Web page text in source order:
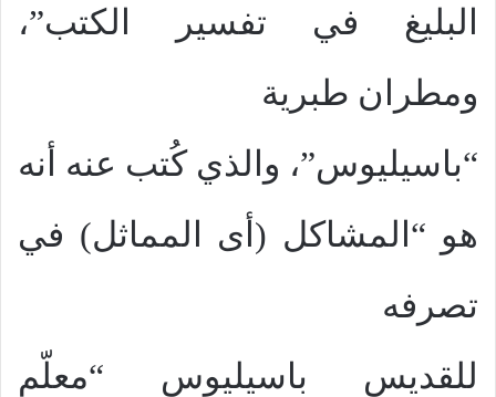
البليغ في تفسير الكتب”،
ومطران طبرية
“باسيليوس”، والذي كُتب عنه أنه
هو “المشاكل (أى المماثل) في
تصرفه
للقديس باسيليوس “معلّم